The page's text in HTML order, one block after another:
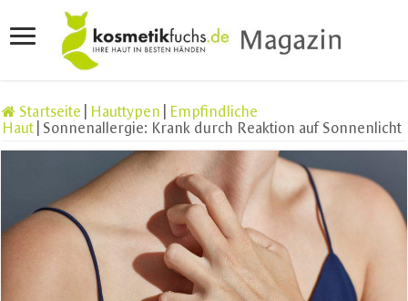
Startseite Hauttypen
Empfindliche
Haut
Sonnenallergie: Krank durch Reaktion auf Sonnenlicht